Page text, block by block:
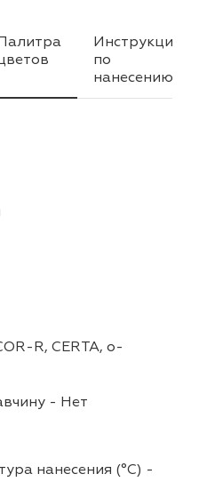
Инструкция
по
нанесению
R, CERTA, о-
- Нет
нанесения (°С) -